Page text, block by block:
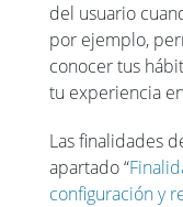
del usuario
por ejemplo,
conocer tus
tu experiencia
Las finalidades
apartado “
configuración y